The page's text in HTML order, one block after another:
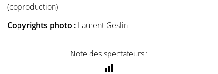
(coproduction)
Copyrights photo : Laurent Geslin
Note des spectateurs :